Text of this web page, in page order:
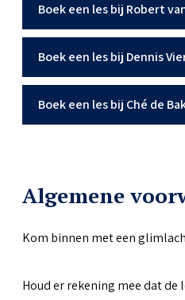
Boek een les bij Robert
Boek een les bij Dennis
Boek een les bij Ché de
Algemene
Kom binnen met een
Houd er rekening mee dat de